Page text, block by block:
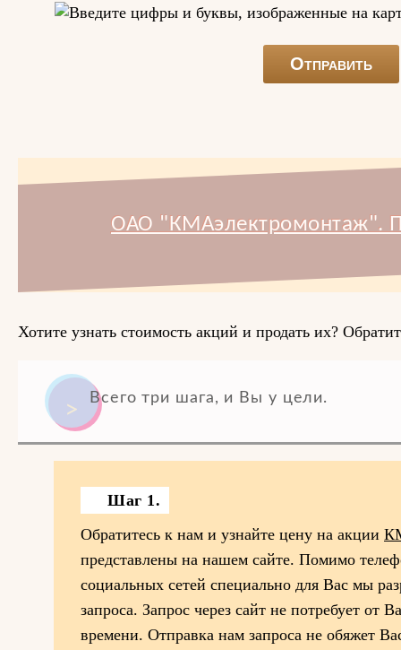
ОАО "КМАэлектромонтаж".
Хотите узнать стоимость акций и продать их?
Всего три шага, и Вы у цели.
Шаг 1.
Обратитесь к нам и узнайте цену на акции
представлены на нашем сайте. Помимо
социальных сетей специально для Вас мы
запроса. Запрос через сайт не потребует от
времени. Отправка нам запроса не обяжет